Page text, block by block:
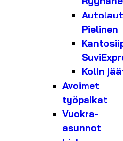
Pielinen
Kolin
Avoimet
työpaikat
Vuokra-
asunnot